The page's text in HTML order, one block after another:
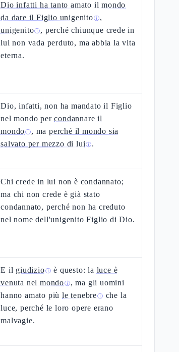
Dio infatti ha tanto amato il mondo
da dare il Figlio unigenitoⓘ,
unigenitoⓘ, perché chiunque crede in
lui non vada perduto, ma abbia la vita
eterna.
Dio, infatti, non ha mandato il Figlio
nel mondo percondannare il
mondoⓘ, maperché il mondo sia
salvato per mezzo di lui ⓘ.
Chi crede in lui non è condannato;
ma chi non crede è già stato
condannato, perché non ha creduto
nel nome dell'unigenito Figlio di Dio.
E il giudizioⓘ è questo: la luce è
venuta nel mondoⓘ, ma gli uomini
hanno amato piùle tenebreⓘ che la
luce, perché le loro opere erano
malvagie.